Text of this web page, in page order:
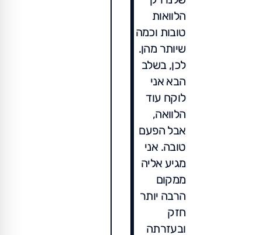
הלוואות
טובות וכמה
שיותר מהן.
לכן, בשלב
הבא אני
לוקח עוד
הלוואה,
אבל הפעם
טובה. אני
מגיע אליה
ממקום
הרבה יותר
חזק
ובעזרתה